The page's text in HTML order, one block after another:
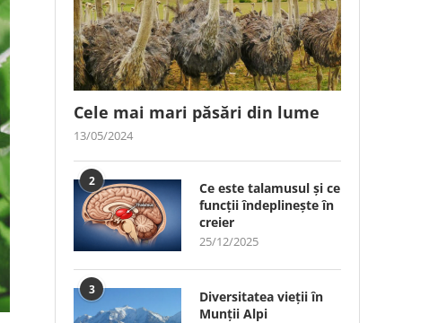
Cele mai mari păsări din lume
13/05/2024
2
Ce este talamusul și ce
funcții îndeplinește în
creier
25/12/2025
3
Diversitatea vieții în
Munții Alpi